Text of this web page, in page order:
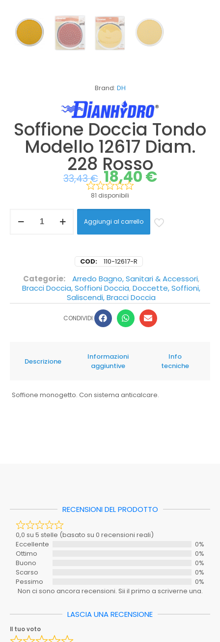
Brand: DH
Soffione Doccia Tondo
Modello 12617 Diam.
228 Rosso
33,43€ 18,40€
81 disponibili
Aggiungi al carrello
COD: 110-12617-R
Categorie: Arredo Bagno, Sanitari & Accessori,
Bracci Doccia, Soffioni Doccia,Doccette, Soffioni,
Saliscendi, Bracci Doccia
CONDIVIDI:
Descrizione
Informazioni
aggiuntive
Info
tecniche
Soffione monogetto. Con sistema anticalcare.
Richiede_montaggio
SI
Stanza
Tipo
Serie
ND
Spedizione_ebay
0.00
Spedizione_ebay_1
0.00
Ean
8033408854816
EAN
Il tuo voto
La tua recensione
RECENSIONI DEL PRODOTTO
0,0 su 5 stelle (basato su 0 recensioni reali)
Eccellente
0%
Ottimo
0%
Buono
0%
Scarso
0%
Pessimo
0%
Non ci sono ancora recensioni. Sii il primo a scriverne una.
LASCIA UNA RECENSIONE
Il tuo voto